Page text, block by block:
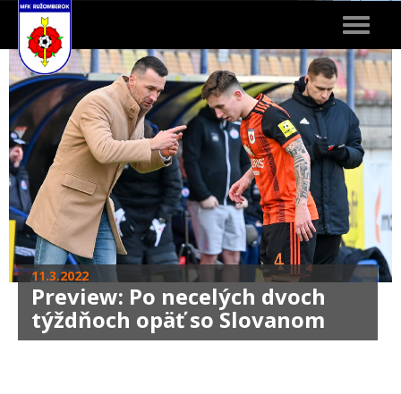
Toggle
11.3.2022
Preview: Po necelých dvoch
týždňoch opäť so Slovanom